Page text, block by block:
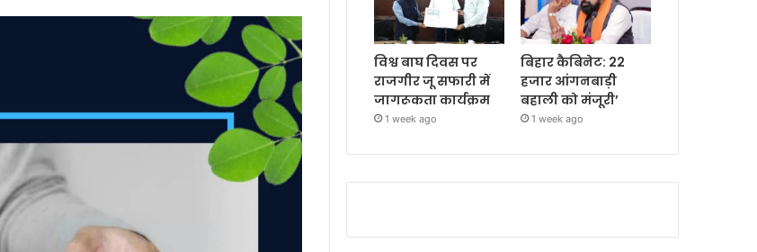
विश्व बाघ दिवस पर
राजगीर जू सफारी में
जागरूकता कार्यक्रम
1 week ago
बिहार कैबिनेट: 22
हजार आंगनबाड़ी
बहाली को मंजूरी’
1 week ago